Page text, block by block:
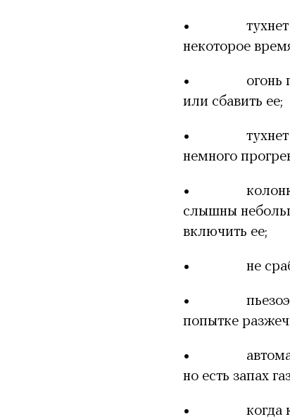
•
некоторое
•
огонь
или сбавить ее;
•
немного
•
слышны
включить ее;
• не
•
попытке
•
но есть запах
• когда